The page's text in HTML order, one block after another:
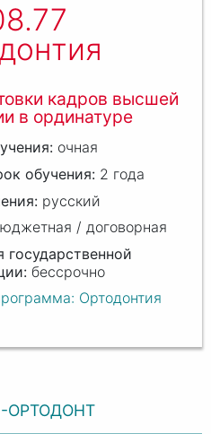
кадров высшей
в ординатуре
очная
2 года
русский
/ договорная
бессрочно
Ортодонтия
ОРТОДОНТ